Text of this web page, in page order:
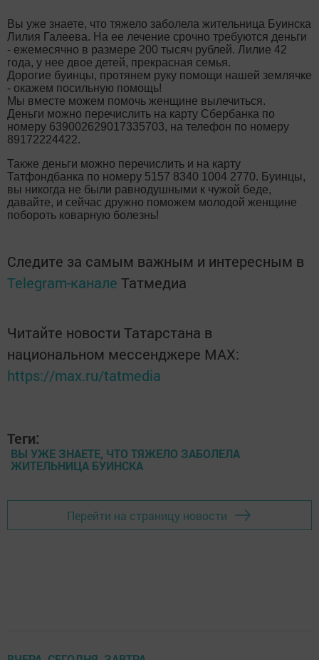
Вы уже знаете, что тяжело заболела жительница Буинска
Лилия Галеева. На ее лечение срочно требуются деньги
- ежемесячно в размере 200 тысяч рублей. Лилие 42
года, у нее двое детей, прекрасная семья.
Дорогие буинцы, протянем руку помощи нашей землячке
- окажем посильную помощь!
Мы вместе можем помочь женщине вылечиться.
Деньги можно перечислить на карту Сбербанка по
номеру 639002629017335703, на телефон по номеру
89172224422.
Также деньги можно перечислить и на карту
Татфондбанка по номеру 5157 8340 1004 2770. Буинцы,
вы никогда не были равнодушными к чужой беде,
давайте, и сейчас дружно поможем молодой женщине
побороть коварную болезнь!
Следите за самым важным и интересным в
Telegram-канале Татмедиа
Читайте новости Татарстана в
национальном мессенджере MАХ:
https://max.ru/tatmedia
Теги:
ВЫ УЖЕ ЗНАЕТЕ, ЧТО ТЯЖЕЛО ЗАБОЛЕЛА
ЖИТЕЛЬНИЦА БУИНСКА
Перейти на страницу новости